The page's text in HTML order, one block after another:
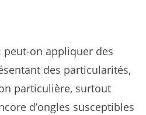
peut-on appliquer des
des particularités,
particulière, surtout
d’ongles susceptibles